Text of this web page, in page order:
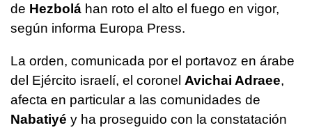
de Hezbolá han roto el alto el fuego en vigor,
según informa Europa Press.
La orden, comunicada por el portavoz en árabe
del Ejército israelí, el coronel Avichai Adraee,
afecta en particular a las comunidades de
Nabatiyé y ha proseguido con la constatación